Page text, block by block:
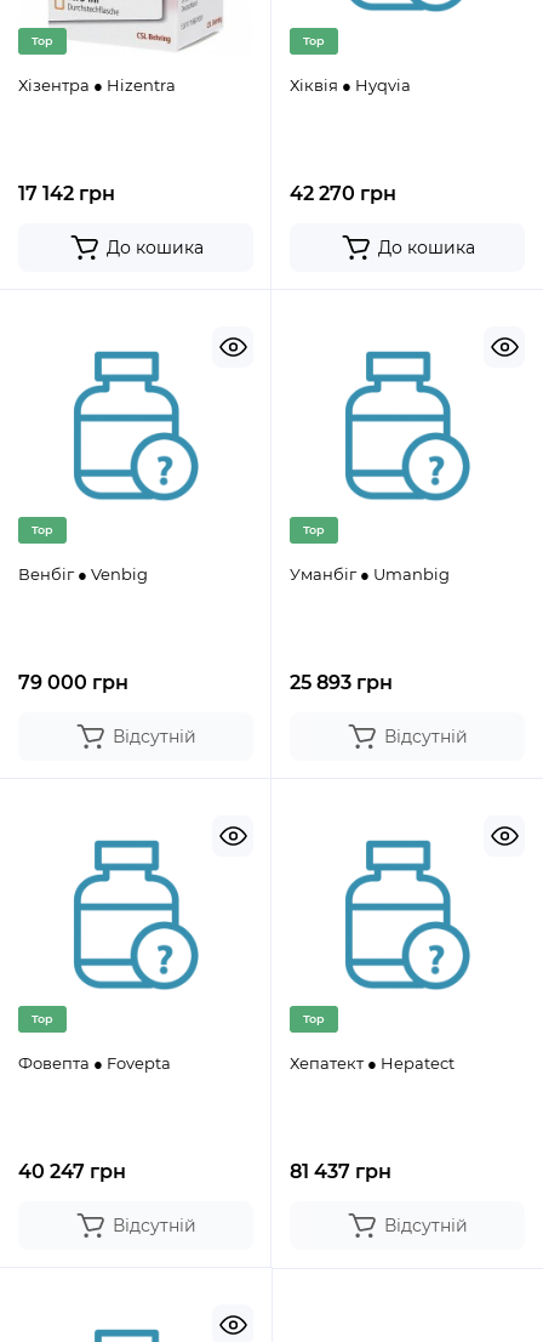
Top
Хізентра ● Hizentra
17 142 грн
До кошика
Top
Хіквія ● Hyqvia
42 270 грн
До кошика
Top
Венбіг ● Venbig
79 000 грн
Відсутній
Top
Уманбіг ● Umanbig
25 893 грн
Відсутній
Top
Фовепта ● Fovepta
40 247 грн
Відсутній
Top
Хепатект ● Hepatect
81 437 грн
Відсутній